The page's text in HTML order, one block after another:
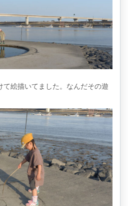
て絵描いてました。なんだその遊